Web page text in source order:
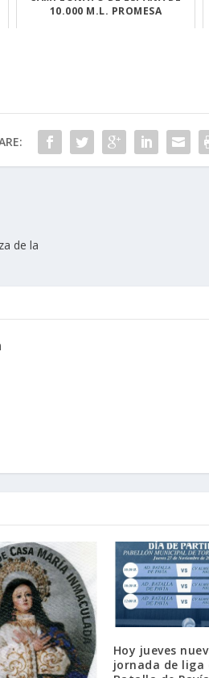
10.000 M.L. PROMESA
de la
Hoy jueves
jornada de liga